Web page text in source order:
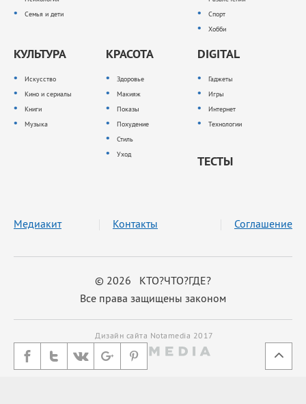
Семья и дети
Спорт
Хобби
КУЛЬТУРА
Искусство
Кино и сериалы
Книги
Музыка
КРАСОТА
Здоровье
Макияж
Показы
Похудение
Стиль
Уход
DIGITAL
Гаджеты
Игры
Интернет
Технологии
ТЕСТЫ
© 2026 КТО?ЧТО?ГДЕ?
Все права защищены законом
Медиакит Контакты Соглашение
Дизайн сайта Notamedia 2017